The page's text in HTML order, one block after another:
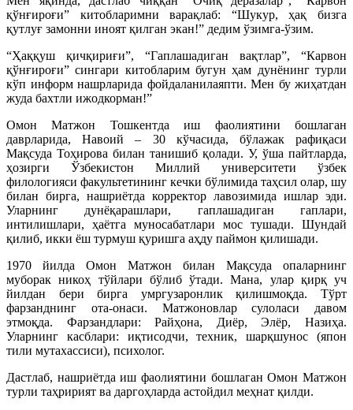
қўнғироғи” китобларимни варақлаб: “Шукур, ҳақ бизга
қутлуғ замонни иноят қилган экан!” дедим ўзимга-ўзим.
“Ҳаққуш қичқириғи”, “Гаплашадиган вақтлар”, “Карвон
қўнғироғи” сингари китобларим бугун ҳам дунёнинг турли
кўп информ нашрларида фойдаланилаяпти. Мен бу жиҳатдан
жуда бахтли ижодкорман!”
Омон Матжон Тошкентда иш фаолиятини бошлаган
даврларида, Навоий – 30 кўчасида, бўлажак рафиқаси
Мақсуда Тоҳирова билан танишиб қолади. У, ўша пайтларда,
ҳозирги Ўзбекистон Миллий университети ўзбек
филологияси факультетининг кечки бўлимида таҳсил олар, шу
билан бирга, нашриётда корректор лавозимида ишлар эди.
Уларнинг дунёқарашлари, гаплашадиган гаплари,
интилишлари, ҳаётга муносабатлари мос тушади. Шундай
қилиб, икки ёш турмуш қуришга аҳду паймон қилишади.
1970 йилда Омон Матжон билан Мақсуда опаларнинг
муборак никоҳ тўйлари бўлиб ўтади. Мана, улар қирқ уч
йилдан бери бирга умргузаронлик қилишмоқда. Тўрт
фарзанднинг ота-онаси. Матжоновлар сулоласи давом
этмоқда. Фарзандлари: Райҳона, Диёр, Элёр, Назиҳа.
Уларнинг касблари: иқтисодчи, техник, шарқшунос (япон
тили мутахассиси), психолог.
Дастлаб, нашриётда иш фаолиятини бошлаган Омон Матжон
турли таҳририят ва даргоҳларда астойдил меҳнат қилди.